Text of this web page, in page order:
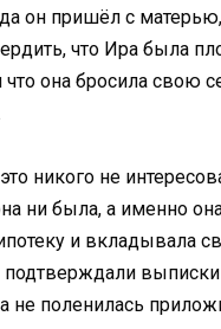
он пришёл с
что Ира была
что она бросила свою
никого не
ни была, а именно
и вкладывала
подтверждали
не поленилась